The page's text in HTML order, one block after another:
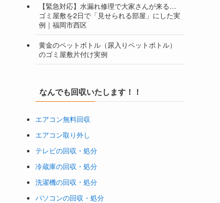
【緊急対応】水漏れ修理で大家さんが来る…
ゴミ屋敷を2日で「見せられる部屋」にした実
例｜福岡市西区
黄金のペットボトル（尿入りペットボトル）
のゴミ屋敷片付け実例
なんでも回収いたします！！
エアコン無料回収
エアコン取り外し
テレビの回収・処分
冷蔵庫の回収・処分
洗濯機の回収・処分
パソコンの回収・処分